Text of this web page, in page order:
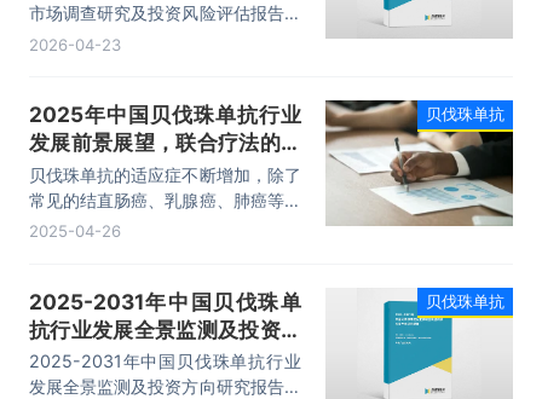
市场调查研究及投资风险评估报告，
主要包括行业重点地区销售分析、发
资建议等内容。
2026-04-23
2025年中国贝伐珠单抗行业
发展前景展望，联合疗法的探
索与应用成为行业发展的重要
技术趋势「图」
贝伐珠单抗的适应症不断增加，除了
常见的结直肠癌、乳腺癌、肺癌等，
还在卵巢癌、胶质母细胞瘤等多种肿
市场规模的增长。数据显示，中国贝
伐珠单抗行业市场规模呈现稳步上涨
态势，2023年中国贝伐珠单抗行业
市场规模为142.18亿元。
2025-04-26
贝伐珠单抗
2025-2031年中国贝伐珠单
抗行业发展全景监测及投资方
向研究报告
2025-2031年中国贝伐珠单抗行业
发展全景监测及投资方向研究报告，
贝伐珠单抗